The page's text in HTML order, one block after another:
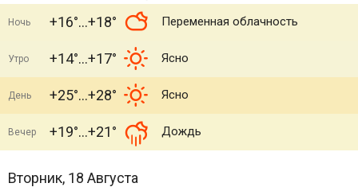
Ночь +16° +18° Переменная облачность
Утро +14° +17° Ясно
День +25° +28° Ясно
Вечер +19° +21° Дождь
Вторник, 18 Августа